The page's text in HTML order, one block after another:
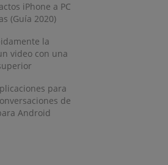
iPhone a PC
(Guía 2020)
la
video con una
para
de
Android